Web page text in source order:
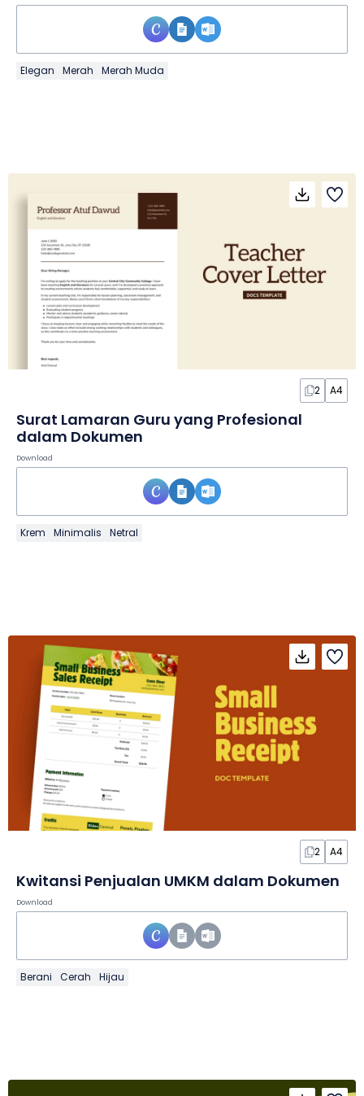
Elegan Merah Merah Muda
2 A4
Surat Lamaran Guru yang Profesional
dalam Dokumen
Download
Krem Minimalis Netral
2 A4
Kwitansi Penjualan UMKM dalam Dokumen
Download
Berani Cerah Hijau